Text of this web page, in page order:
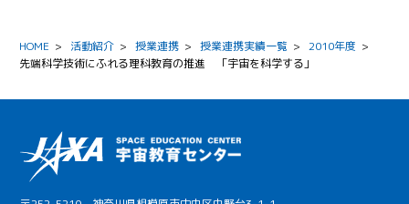
HOME > 活動紹介 > 授業連携 > 授業連携実績一覧 > 2010年度 >
先端科学技術にふれる理科教育の推進 「宇宙を科学する」